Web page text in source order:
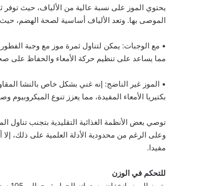
الموصى بها. وتعد الألياف أساسية لصحة الهضم،
• مع الوجبات: يمكن لتناول ثمرة موز مع وجبة
مما يساعد على تنظيم حركة الأمعاء والحفاظ على
• الموز غير الناضج: إنه غني بشكل خاص بالنشا
بكتيريا الأمعاء المفيدة، مما يعزز تنوع
توصي بعض الأنظمة الغذائية التقليدية بتجنب تناول
وعلى الرغم من محدودية الأدلة العلمية على ذلك،
مفيدا.
للتحكم في الوزن